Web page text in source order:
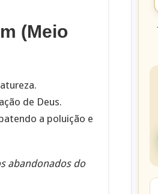
(Meio
de Deus.
a poluição e
abandonados do